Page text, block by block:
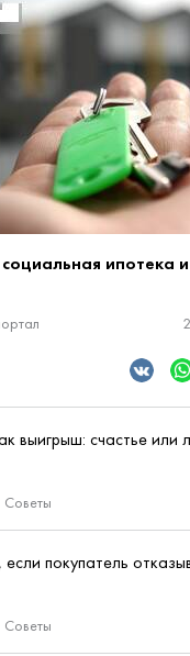
ипотека
выигрыш: счастье или
Советы
покупатель
Советы